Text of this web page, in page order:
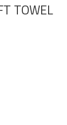
TOWEL